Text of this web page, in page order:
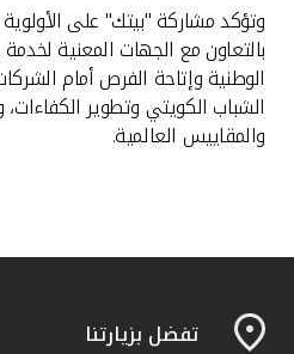
المملكة المتحدة
مملكة البحرين
وتؤكد مشاركة "بيتك" على
بالتعاون مع الجهات المعنية
الوطنية وإتاحة الفرص أمام
الشباب الكويتي وتطوير
والمقاييس العالمية.
تفضل بزيارتنا